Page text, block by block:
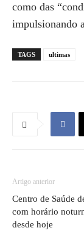
como das
impulsionando
TAGS ultimas
Artigo anterior
Centro de Saúde
com horário
desde hoje